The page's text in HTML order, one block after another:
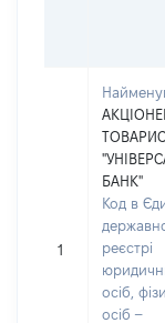
1
БАНК"
Код в
реєстрі
осіб,
осіб –